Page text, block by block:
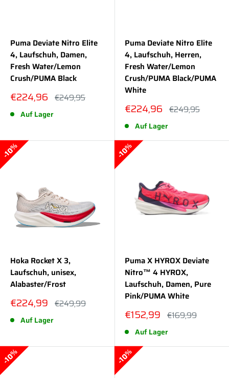
Puma Deviate Nitro Elite
4, Laufschuh, Damen,
Fresh Water/Lemon
Crush/PUMA Black
Sonderpreis
€224,96 Normalpreis
€249,95
Auf Lager
Puma Deviate Nitro Elite
4, Laufschuh, Herren,
Fresh Water/Lemon
Crush/PUMA Black/PUMA
White
Sonderpreis
€224,96 Normalpreis
€249,95
Auf Lager
10%
Hoka Rocket X 3,
Laufschuh, unisex,
Alabaster/Frost
Sonderpreis
€224,99 Normalpreis
€249,99
Auf Lager
10%
Puma X HYROX Deviate
Nitro™ 4 HYROX,
Laufschuh, Damen, Pure
Pink/PUMA White
Sonderpreis
€152,99 Normalpreis
€169,99
Auf Lager
10% 10%